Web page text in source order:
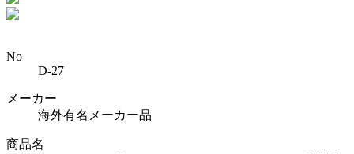
No
D-27
メーカー
海外有名メーカー品
商品名